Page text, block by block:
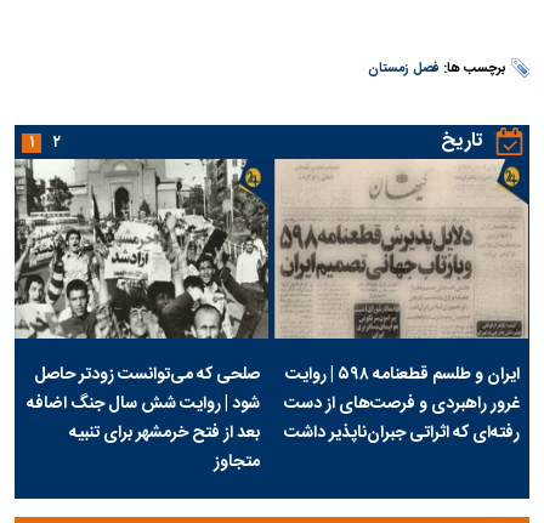
برچسب ها: فصل زمستان
تاریخ
ایران و طلسم قطعنامه ۵۹۸ | روایت
غرور راهبردی و فرصت‌های از دست
رفته‌ای که اثراتی جبران‌ناپذیر داشت
صلحی که می‌توانست زودتر حاصل
شود | روایت شش سال جنگ اضافه
بعد از فتح خرمشهر برای تنبیه
متجاوز
۱ ۲